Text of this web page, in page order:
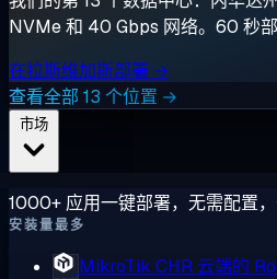
NVMe 和 40 Gbps 网络。60 秒部
在拉斯维加斯部署 →
查看全部 13 个位置 →
1000+ 应用一键部署，无需配置，
安装量最多
MikroTik CHR 云端的